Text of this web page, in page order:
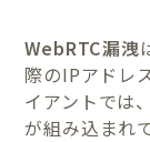
WebRTC漏洩
際のIPアドレ
イアントでは
が組み込まれ